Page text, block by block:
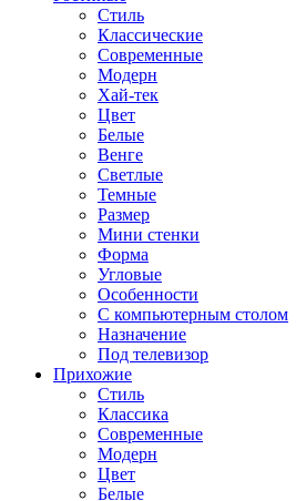
Стиль
Классические
Современные
Модерн
Хай-тек
Цвет
Белые
Венге
Светлые
Темные
Размер
Мини стенки
Форма
Угловые
Особенности
С компьютерным столом
Назначение
Под телевизор
Прихожие
Стиль
Классика
Современные
Модерн
Цвет
Белые